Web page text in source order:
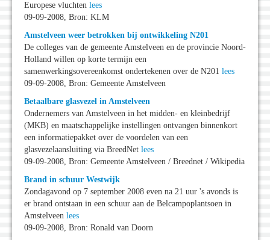
Europese vluchten lees
09-09-2008, Bron: KLM
Amstelveen weer betrokken bij ontwikkeling N201
De colleges van de gemeente Amstelveen en de provincie Noord-
Holland willen op korte termijn een
samenwerkingsovereenkomst ondertekenen over de N201 lees
09-09-2008, Bron: Gemeente Amstelveen
Betaalbare glasvezel in Amstelveen
Ondernemers van Amstelveen in het midden- en kleinbedrijf
(MKB) en maatschappelijke instellingen ontvangen binnenkort
een informatiepakket over de voordelen van een
glasvezelaansluiting via BreedNet lees
09-09-2008, Bron: Gemeente Amstelveen / Breednet / Wikipedia
Brand in schuur Westwijk
Zondagavond op 7 september 2008 even na 21 uur 's avonds is
er brand ontstaan in een schuur aan de Belcampoplantsoen in
Amstelveen lees
09-09-2008, Bron: Ronald van Doorn